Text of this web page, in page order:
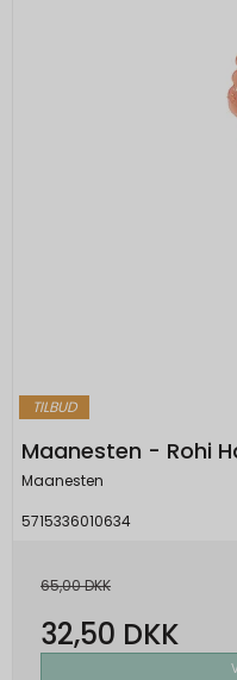
TILBUD
Maanesten - Rohi
Maanesten
5715336010634
65,00 DKK
32,50 DKK